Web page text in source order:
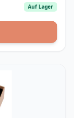
Auf Lager